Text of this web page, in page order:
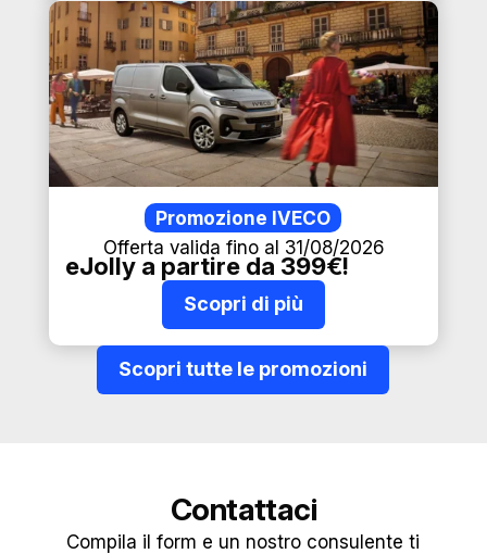
Promozione IVECO
Offerta valida fino al 31/08/2026
eJolly a partire da 399€!
Scopri di più
Scopri tutte le promozioni
Contattaci
Compila il form e un nostro consulente ti